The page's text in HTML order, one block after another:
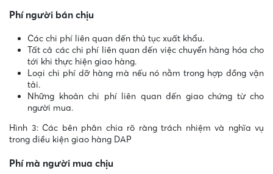
Phí người bán chịu
Các chi phí liên quan đến thủ tục xuất khẩu.
Tất cả các chi phí liên quan đến việc chuyển hàng hóa cho
tới khi thực hiện giao hàng.
Loại chi phí dỡ hàng mà nếu nó nằm trong hợp đồng vận
tải.
Những khoản chi phí liên quan đến giao chứng từ cho
người mua.
Hình 3: Các bên phân chia rõ ràng trách nhiệm và nghĩa vụ
trong điều kiện giao hàng DAP
Phí mà người mua chịu